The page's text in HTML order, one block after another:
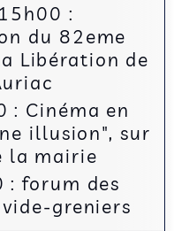
:
du 82eme
Libération de
: Cinéma en
illusion", sur
la mairie
: forum des
greniers